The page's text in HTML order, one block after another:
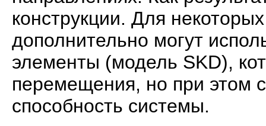
конструкции. Для
дополнительно могут
элементы (модель SKD),
перемещения, но при этом
способность системы.